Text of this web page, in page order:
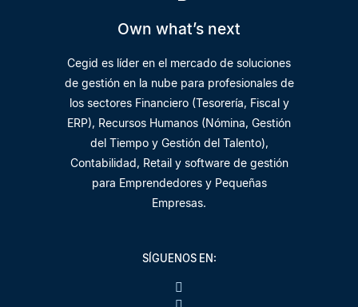
Own what’s next
Cegid es líder en el mercado de soluciones
de gestión en la nube para profesionales de
los sectores Financiero (Tesorería, Fiscal y
ERP), Recursos Humanos (Nómina, Gestión
del Tiempo y Gestión del Talento),
Contabilidad, Retail y software de gestión
para Emprendedores y Pequeñas
Empresas.
SÍGUENOS EN: